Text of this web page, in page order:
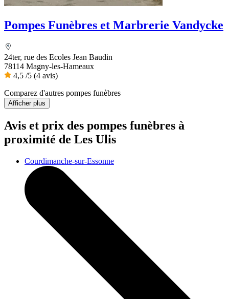
Pompes Funèbres et Marbrerie Vandycke
24ter, rue des Ecoles Jean Baudin
78114 Magny-les-Hameaux
4,5 /5 (4 avis)
Comparez d'autres pompes funèbres
Afficher plus
Avis et prix des pompes funèbres à
proximité de Les Ulis
Courdimanche-sur-Essonne